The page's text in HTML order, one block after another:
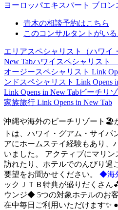
ヨーロッパエキスパート ブロン
青木の相談予約はこちら
このコンサルタントがい
エリアスペシャリスト（ハワイ
New Tabハワイスペシャリスト
オージースペシャリスト Link
ンドスペシャリスト Link Opens
Link Opens in New Tabビーチリ
家族旅行 Link Opens in New Tab
沖縄や海外のビーチリゾート🏖
トは、ハワイ・グアム・サイパ
アにホームステイ経験もあり、
いました。 アクティブにマリ
訪れたり、ホテルでのんびり過
要望をお聞かせください。 ◆海
ックＪＴＢ特典が盛りだくさ
ウンジ◆ 5つの対象ホテルのお
在中毎日ご利用いただけます